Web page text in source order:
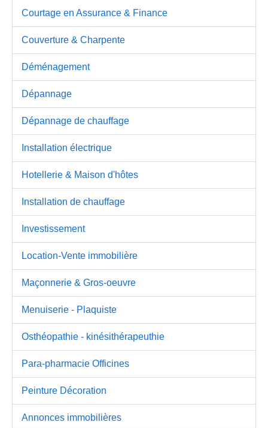
Courtage en Assurance & Finance
Couverture & Charpente
Déménagement
Dépannage
Dépannage de chauffage
Installation électrique
Hotellerie & Maison d'hôtes
Installation de chauffage
Investissement
Location-Vente immobilière
Maçonnerie & Gros-oeuvre
Menuiserie - Plaquiste
Osthéopathie - kinésithérapeuthie
Para-pharmacie Officines
Peinture Décoration
Annonces immobilières